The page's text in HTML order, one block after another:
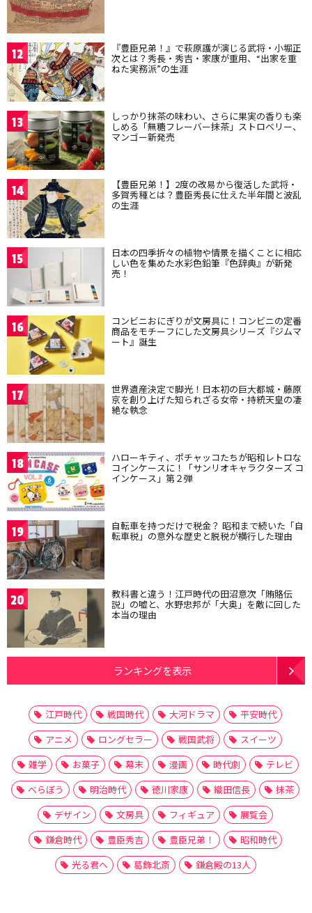
12 『豊臣兄弟！』で萩原護が演じる武将・小堀正
次とは？秀長・秀吉・家康が重用、“出家を重
ねた実務派”の生涯
13 しっかり抹茶の味わい、さらに果実の香りも楽
しめる「無糖フレーバー抹茶」ストロベリー、
マンゴー新発売
14 【豊臣兄弟！】2度の改易から復活した武将・
多賀秀種とは？豊臣秀長に仕えた半年間と波乱
の生涯
15 日本の四季折々の植物や情景を描くことに相応
しい色を集めた水彩色鉛筆『色辞典』が新発
売！
16 コンビニおにぎりが文房具に！コンビニの定番
商品をモチーフにした文房具シリーズ『ジムマ
ート』誕生
17 世界遺産決定で脚光！日本初の巨大都城・藤原
京を創り上げた知られざる女帝・持統天皇の凄
絶な執念
18 ハローキティ、ポチャッコたちが昭和レトロな
コインケースに！「サンリオキャラクターズ コ
インケース」第２弾
19 自転車を持つだけで税金？ 昭和まで続いた「自
転車税」の意外な歴史と脱税が横行した理由
20 教科書と違う！江戸時代の田沼意次「賄賂伝
説」の嘘と、水野忠邦が「大奥」を敵に回した
本当の理由
ランキングを表示
江戸時代 戦国時代 大河ドラマ
平安時代
アニメ
ロングセラー 戦国武将
スイーツ
雑学
お菓子 幕末 漫画 時代劇
テレビ
べらぼう
明治時代 徳川家康 織田信長
抹茶
デザイン
文房具 フィギュア
展覧会
鎌倉時代
豊臣秀吉 豊臣兄弟！
昭和時代
光る君へ
葛飾北斎 鎌倉殿の13人